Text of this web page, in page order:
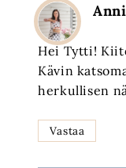
Hei Tytti!
Kävin
herkullisen
Vastaa